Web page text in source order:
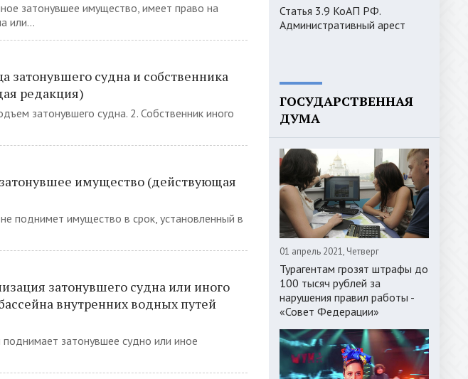
затонувшее имущество, имеет право на
или...
затонувшего судна и собственника
редакция)
затонувшего судна. 2. Собственник иного
имущество (действующая
поднимет имущество в срок, установленный в
затонувшего судна или иного
внутренних водных путей
затонувшее судно или иное
Статья 3.9 КоАП РФ.
Административный арест
ГОСУДАРСТВЕННАЯ
ДУМА
01 апрель 2021, Четверг
Турагентам грозят штрафы до
100 тысяч рублей за
нарушения правил работы -
«Совет Федерации»